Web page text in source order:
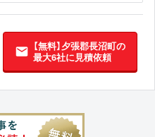
【無料】夕張郡長沼町の
最大6社に見積依頼